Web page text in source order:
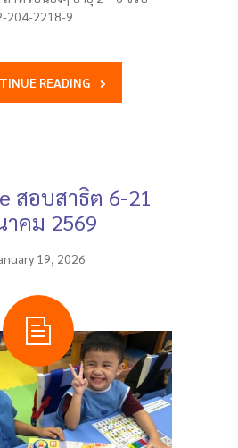
204-2218-9
READING
สอบสาธิต 6-21
าคม 2569
19, 2026